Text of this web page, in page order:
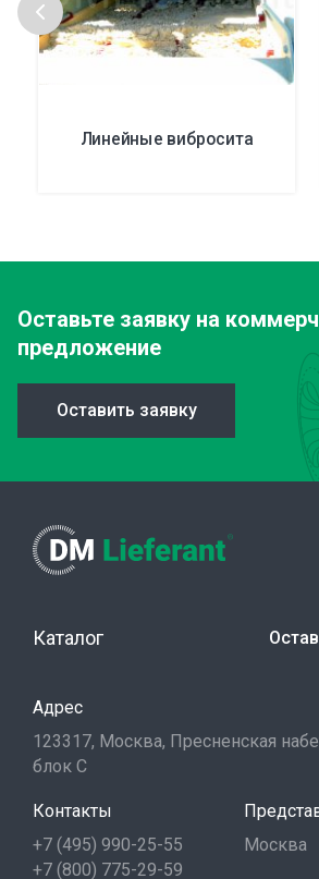
Линейные вибросита
Оставьте заявку на
предложение
Оставить заявку
Каталог
Адрес
123317, Москва, Пресненская
блок С
Контакты
+7 (495) 990-25-55
+7 (800) 775-29-59
Москва